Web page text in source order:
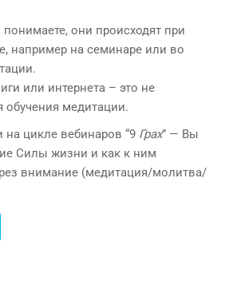
они происходят при
например на семинаре или во
или интернета – это не
обучения медитации.
цикле вебинаров “9 Грах” — Вы
Силы жизни и как к ним
внимание (медитация/молитва/